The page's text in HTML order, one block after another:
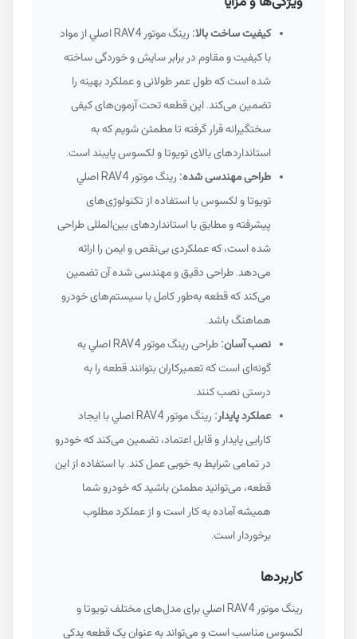
کیفیت ساخت بالا:
رينگ موتور RAV4 اصلي از مواد
با کیفیت و مقاوم در برابر سایش و خوردگی ساخته
شده است که طول عمر طولانی و عملکرد بهینه را
تضمین می‌کند. این قطعه تحت آزمون‌های کیفی
سختگیرانه قرار گرفته تا مطمئن شویم که به
استانداردهای بالای تویوتا و لکسوس پایبند است.
طراحی مهندسی شده:
رينگ موتور RAV4 اصلي
تویوتا و لکسوس با استفاده از تکنولوژی‌های
پیشرفته و مطابق با استانداردهای بین‌المللی طراحی
شده است، که عملکردی بی‌نقص و ایمن را ارائه
می‌دهد. طراحی دقیق و مهندسی شده آن تضمین
می‌کند که قطعه به‌طور کامل با سیستم‌های خودرو
هماهنگ باشد.
نصب آسان:
طراحی رينگ موتور RAV4 اصلي به
گونه‌ای است که تعمیرکاران بتوانند قطعه را به
درستی نصب کنند.
عملکرد پایدار:
رينگ موتور RAV4 اصلي با ایجاد
کارایی پایدار و قابل اعتماد، تضمین می‌کند که خودرو
در تمامی شرایط به خوبی عمل کند. با استفاده از این
قطعه، می‌توانید مطمئن باشید که خودرو شما
همیشه آماده به کار است و از عملکرد مطلوب
برخوردار است.
کاربردها
رينگ موتور RAV4 اصلي برای مدل‌های مختلف تویوتا و
لکسوس مناسب است و می‌تواند به عنوان یک قطعه یدکی